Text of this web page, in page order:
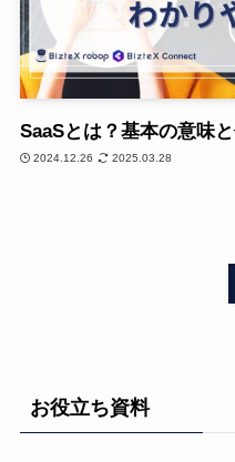
SaaSとは？基本の意味
2024.12.26 2025.03.28
お役立ち資料